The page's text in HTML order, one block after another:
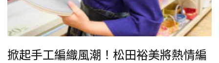
掀起手工編織風潮！松田裕美將熱情編